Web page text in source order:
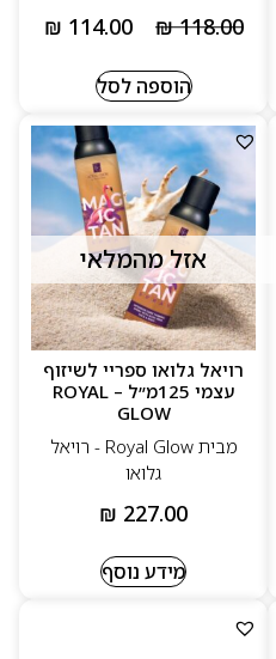
₪118.00
₪ 114.00
הוספה לסל
אזל מהמלאי
רויאל גלואו ספריי לשיזוף
עצמי 125מ״ל – ROYAL
GLOW
מבית Royal Glow - רויאל
גלואו
₪ 227.00
מידע נוסף